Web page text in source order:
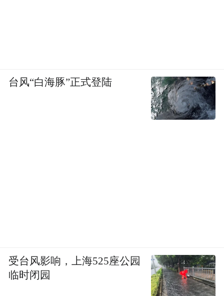
台风“白海豚”正式登陆
受台风影响，上海525座公园
临时闭园